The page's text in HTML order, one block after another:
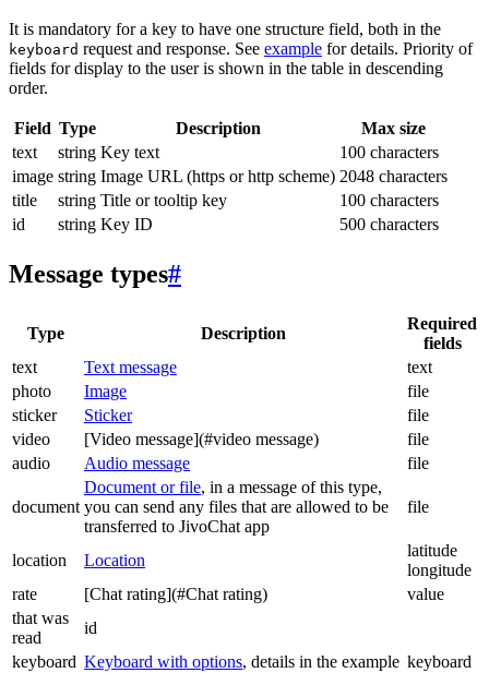
It is mandatory for a key to have one structure field, both in the
keyboard request and response. See example for details. Priority of
fields for display to the user is shown in the table in descending
order.
Field Type Description
Max size
text
string Key text
100 characters
image string Image URL (https or http scheme) 2048 characters
title
string Title or tooltip key
100 characters
id
string Key ID 500 characters
Message types#
Type Description
Required
fields
text
Text message
text
photo
Image
file
sticker
Sticker
file
video
[Video message](#video message)
file
audio
Audio message file
document
Document or file, in a message of this type,
you can send any files that are allowed to be
transferred to JivoChat app
file
location Location
latitude
longitude
rate
[Chat rating](#Chat rating)
value
that was
read
id
keyboard Keyboard with options, details in the example keyboard